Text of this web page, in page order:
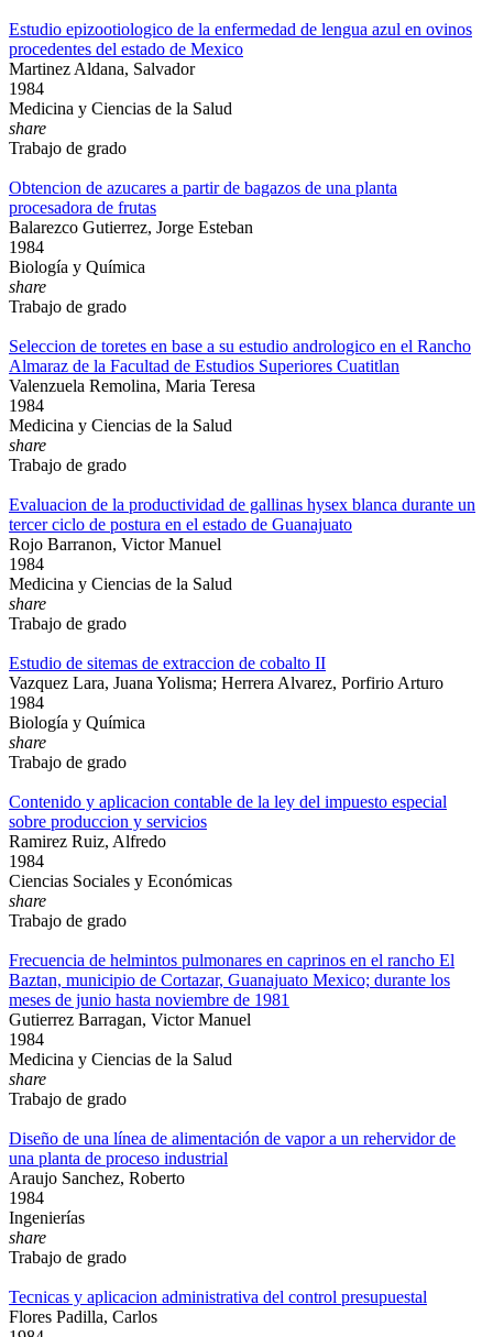
Estudio epizootiologico de la enfermedad de lengua azul en ovinos
procedentes del estado de Mexico
Martinez Aldana, Salvador
1984
Medicina y Ciencias de la Salud
share
Trabajo de grado
Obtencion de azucares a partir de bagazos de una planta
procesadora de frutas
Balarezco Gutierrez, Jorge Esteban
1984
Biología y Química
share
Trabajo de grado
Seleccion de toretes en base a su estudio andrologico en el Rancho
Almaraz de la Facultad de Estudios Superiores Cuatitlan
Valenzuela Remolina, Maria Teresa
1984
Medicina y Ciencias de la Salud
share
Trabajo de grado
Evaluacion de la productividad de gallinas hysex blanca durante un
tercer ciclo de postura en el estado de Guanajuato
Rojo Barranon, Victor Manuel
1984
Medicina y Ciencias de la Salud
share
Trabajo de grado
Estudio de sitemas de extraccion de cobalto II
Vazquez Lara, Juana Yolisma; Herrera Alvarez, Porfirio Arturo
1984
Biología y Química
share
Trabajo de grado
Contenido y aplicacion contable de la ley del impuesto especial
sobre produccion y servicios
Ramirez Ruiz, Alfredo
1984
Ciencias Sociales y Económicas
share
Trabajo de grado
Frecuencia de helmintos pulmonares en caprinos en el rancho El
Baztan, municipio de Cortazar, Guanajuato Mexico; durante los
meses de junio hasta noviembre de 1981
Gutierrez Barragan, Victor Manuel
1984
Medicina y Ciencias de la Salud
share
Trabajo de grado
Diseño de una línea de alimentación de vapor a un rehervidor de
una planta de proceso industrial
Araujo Sanchez, Roberto
1984
Ingenierías
share
Trabajo de grado
Tecnicas y aplicacion administrativa del control presupuestal
Flores Padilla, Carlos